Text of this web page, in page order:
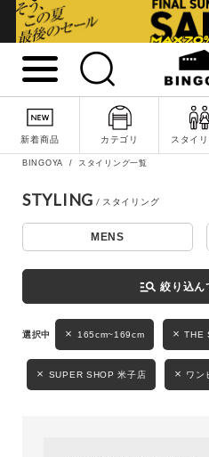
新着商品 カテゴリ スタイ
詳
キーワード
性別
MENS
BINGOYA スタイリング一覧
STYLING
MENS
manage_search 絞り込ん
165cm~169cm THE
SUPER SHOP 米子店 ワン